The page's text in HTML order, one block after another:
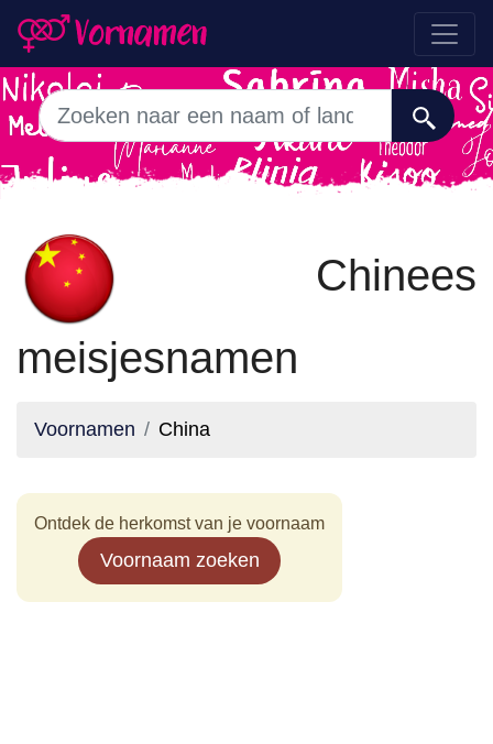
Chinees
meisjesnamen
Voornamen China
Ontdek de herkomst van je voornaam
Voornaam zoeken